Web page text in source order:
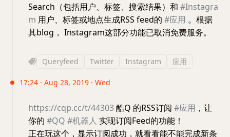
Search（包括用户、标签、搜索结果）和 #Instagra
m 用户、标签或地点生成RSS feed的 #应用 。根据
其blog， Instagram这部分功能已取消免费服务。
Queryfeed Twitter Instagram 应用
17:24 · Aug 28, 2019 · Wed
https://cqp.cc/t/44303酷Q 的RSS订阅 #应用 ，让
你的 #QQ #机器人 实现订阅Feed的功能！
正在玩这个，显示订阅成功，就看看能不能完成新条